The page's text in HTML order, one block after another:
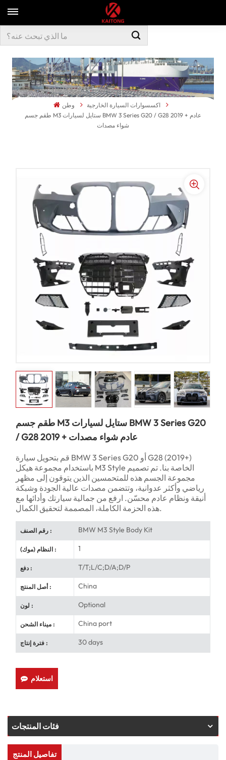
وطن
اكسسوارات السيارة الخارجية
طقم جسم M3 ستايل لسيارات BMW 3 Series G20 / G28 2019 + عادم
شواء مصدات
طقم جسم M3 ستايل لسيارات BMW 3 Series G20
/ G28 2019 + عادم شواء مصدات
قم بتحويل سيارة BMW 3 Series G20 أو G28 (2019+)
باستخدام مجموعة هيكل M3 Style الخاصة بنا. تم تصميم
مجموعة الجسم هذه للمتحمسين الذين يتوقون إلى مظهر
رياضي وأكثر عدوانية، وتتضمن مصدات عالية الجودة وشبكة
أنيقة ونظام عادم محسّن. ارفع من جمالية سيارتك وأدائها مع
هذه الحزمة الكاملة، المصممة لتحقيق الكمال.
رقم الصنف : BMW M3 Style Body Kit
النظام (موك) : 1
دفع : T/T;L/C;D/A;D/P
أصل المنتج : China
لون : Optional
ميناء الشحن : China port
فترة إنتاج : 30 days
استعلام
فئات المنتجات
تفاصيل المنتج